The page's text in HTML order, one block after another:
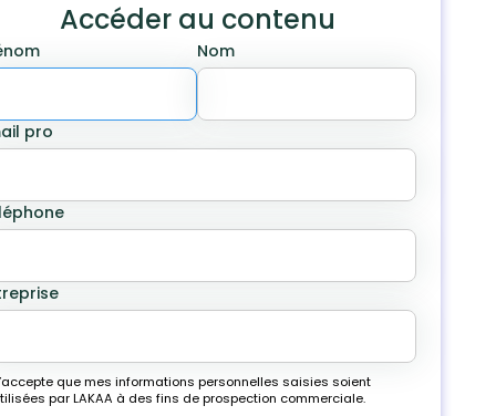
Accéder au contenu
Nom
pro
que mes informations personnelles saisies soient
par LAKAA à des fins de prospection commerciale.